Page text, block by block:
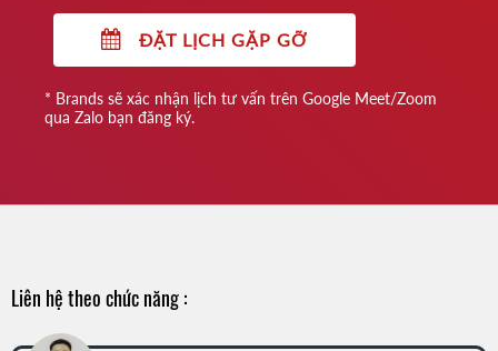
ĐẶT LỊCH GẶP GỠ
* Brands sẽ xác nhận lịch tư vấn trên Google Meet/Zoom
qua Zalo bạn đăng ký.
Liên hệ theo chức năng :